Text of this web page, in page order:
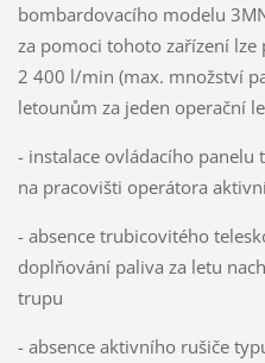
bombardovacího modelu
za pomoci tohoto zařízení
2 400 l/min (max. množství
letounům za jeden operační
- instalace ovládacího panelu
na pracovišti operátora
- absence trubicovitého
doplňování paliva za letu
trupu
- absence aktivního rušiče